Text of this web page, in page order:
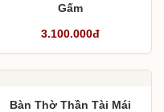
Gấm
3.100.000đ
Bàn Thờ Thần Tài Mái